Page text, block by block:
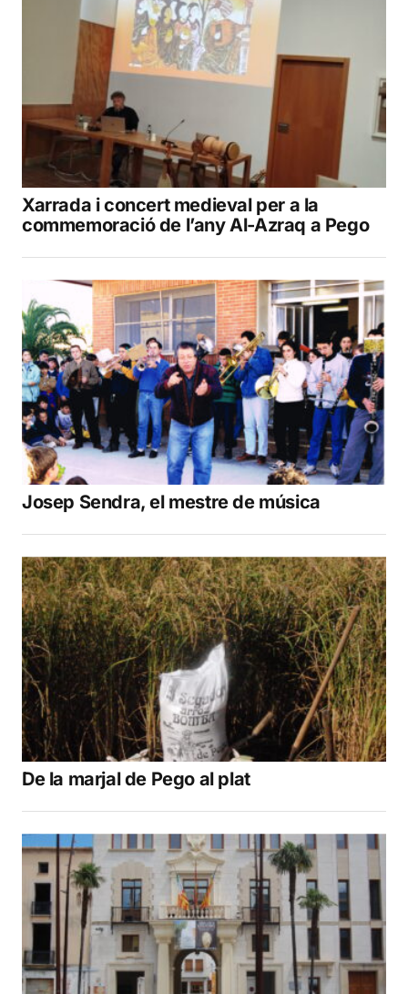
Xarrada i concert medieval per a la
commemoració de l’any Al-Azraq a Pego
Josep Sendra, el mestre de música
De la marjal de Pego al plat